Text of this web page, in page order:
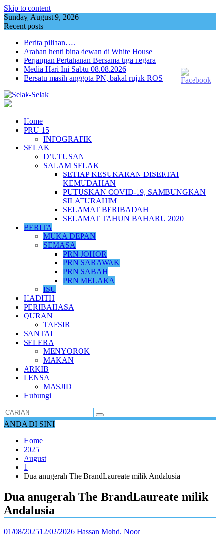
Skip to content
Sunday, August 9, 2026
Recent posts
Berita pilihan….
Arahan henti bina dewan di White House
Perjanjian Pertahanan Bersama tiga negara
Media Hari Ini Sabtu 08.08.2026
Bersatu masih anggota PN, bakal rujuk ROS
Home
PRU 15
INFOGRAFIK
SELAK
D’UTUSAN
SALAM SELAK
SETIAP KESUKARAN DISERTAI
KEMUDAHAN
PUTUSKAN COVID-19, SAMBUNGKAN
SILATURAHIM
SELAMAT BERIBADAH
SELAMAT TAHUN BAHARU 2020
BERITA
MUKA DEPAN
SEMASA
PRN JOHOR
PRN SARAWAK
PRN SABAH
PRN MELAKA
ISU
HADITH
PERIBAHASA
QURAN
TAFSIR
SANTAI
SELERA
MENYOROK
MAKAN
ARKIB
LENSA
MASJID
Hubungi
ANDA DI SINI
Home
2025
August
1
Dua anugerah The BrandLaureate milik Andalusia
Dua anugerah The BrandLaureate milik
Andalusia
01/08/202512/02/2026 Hassan Mohd. Noor